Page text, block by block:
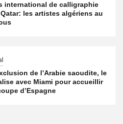
international de calligraphie
les artistes algériens au
de l’Arabie saoudite, le
avec Miami pour accueillir
d’Espagne